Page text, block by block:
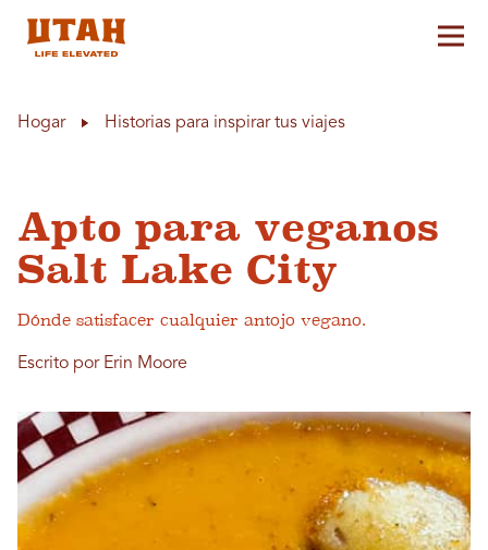
Hogar Historias para inspirar tus viajes
Apto para veganos
Salt Lake City
Dónde satisfacer cualquier antojo vegano.
Escrito por Erin Moore